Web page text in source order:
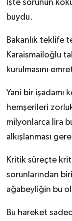
İşte sorunun
buydu.
Bakanlık teklife
Karaismailoğlu
kurulmasını
Yani bir işadamı
hemşerileri
milyonlarca lira
alkışlanması
Kritik süreçte
sorunlarından
ağabeyliğin bu
Bu hareket